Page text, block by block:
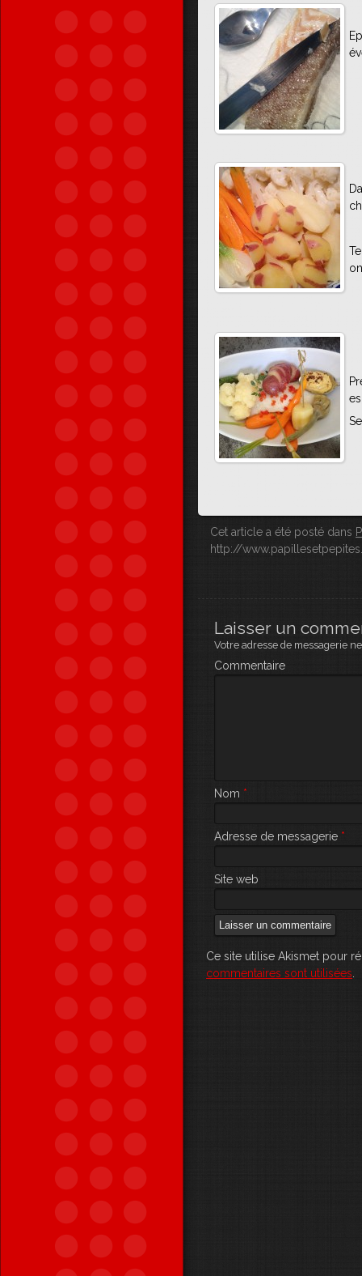
Cet article a été posté dans
http://
Laisser un
Votre adresse de messagerie
Commentaire
Nom *
Adresse de messagerie *
Site web
Ce site utilise Akismet pour
commentaires sont utilisées